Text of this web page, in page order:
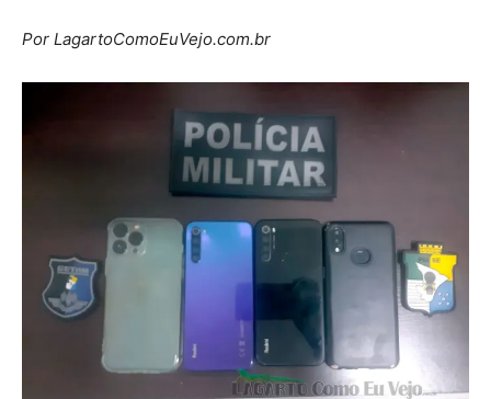
Por LagartoComoEuVejo.com.br